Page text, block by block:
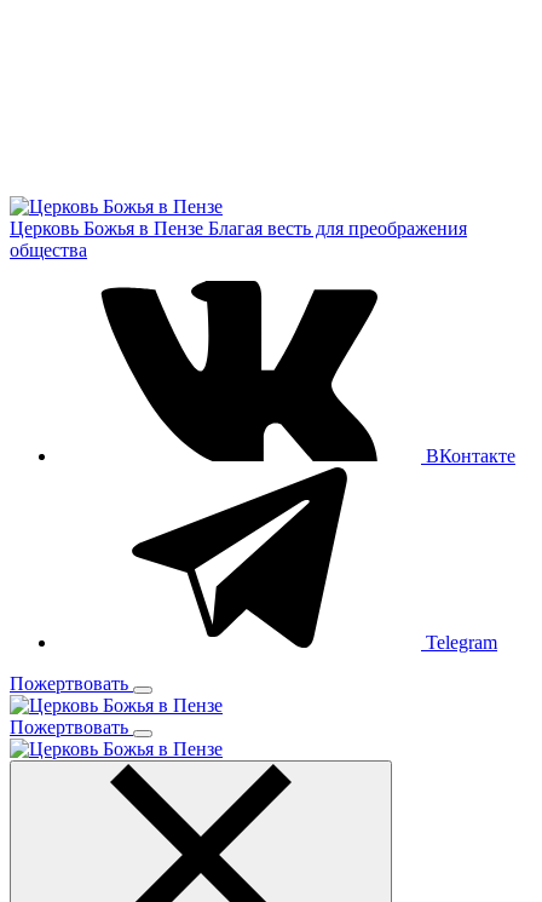
Церковь Божья в Пензе Благая весть для преображения
общества
ВКонтакте
Telegram
Пожертвовать
Пожертвовать